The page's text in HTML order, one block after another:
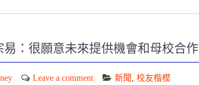
：很願意未來提供機會和母校合作
Leave a comment 新聞 校友楷模